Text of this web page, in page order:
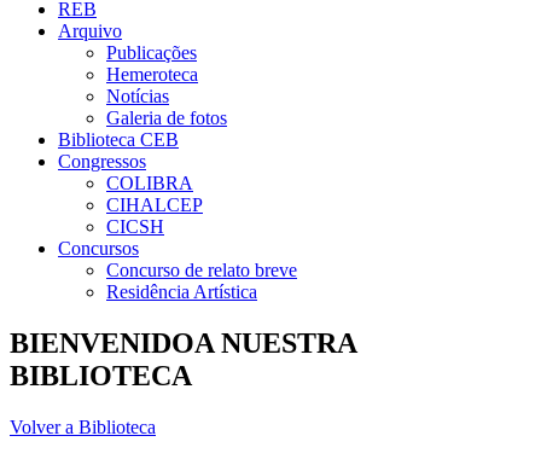
REB
Arquivo
Publicações
Hemeroteca
Notícias
Galeria de fotos
Biblioteca CEB
Congressos
COLIBRA
CIHALCEP
CICSH
Concursos
Concurso de relato breve
Residência Artística
BIENVENIDOA NUESTRA
BIBLIOTECA
Volver a Biblioteca